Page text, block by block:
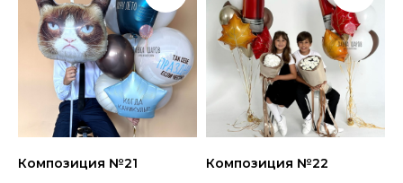
Композиция №21 Композиция №22